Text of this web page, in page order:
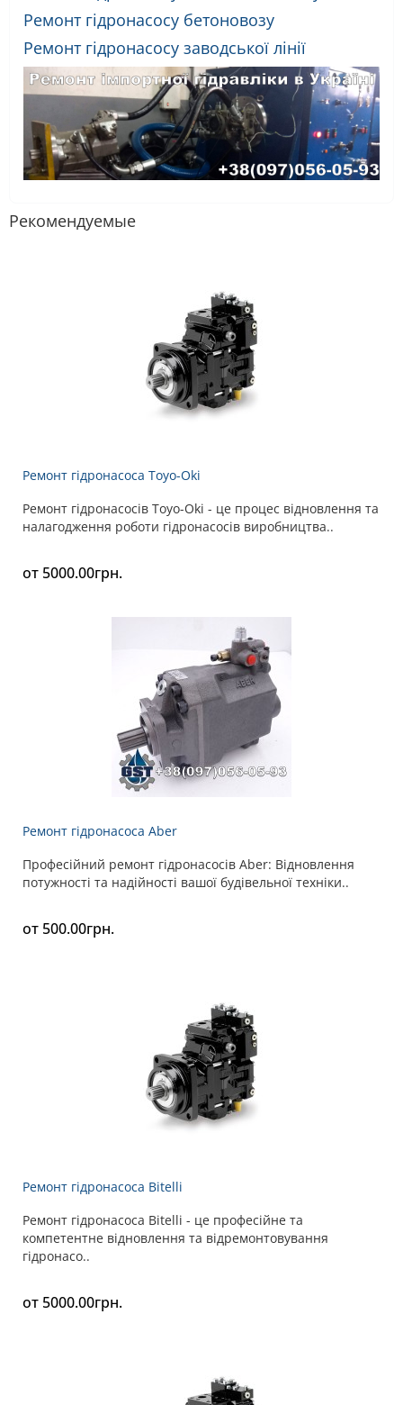
Ремонт гідронасосу бетоновозу
Ремонт гідронасосу заводської лінії
Рекомендуемые
Ремонт гідронасоса Toyo-Oki
Ремонт гідронасосів Toyo-Oki - це процес відновлення та
налагодження роботи гідронасосів виробництва..
от 5000.00грн.
Ремонт гідронасоса Aber
Професійний ремонт гідронасосів Aber: Відновлення
потужності та надійності вашої будівельної техніки..
от 500.00грн.
Ремонт гідронасоса Bitelli
Ремонт гідронасоса Bitelli - це професійне та
компетентне відновлення та відремонтовування
гідронасо..
от 5000.00грн.